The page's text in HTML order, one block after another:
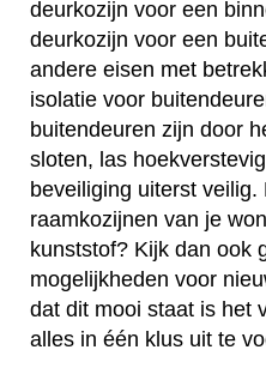
deurkozijn voor een
deurkozijn voor een
andere eisen met
isolatie voor
buitendeuren zijn door
sloten, las
beveiliging uiterst
raamkozijnen van je
kunststof? Kijk dan ook
mogelijkheden voor
dat dit mooi staat is het
alles in één klus uit te